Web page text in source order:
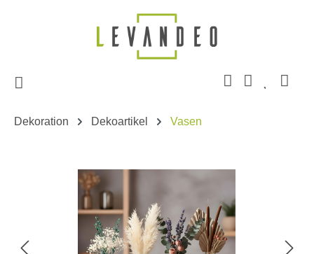
Zum Hauptinhalt springen
Dekoration Dekoartikel Vasen
Bildergalerie überspringen